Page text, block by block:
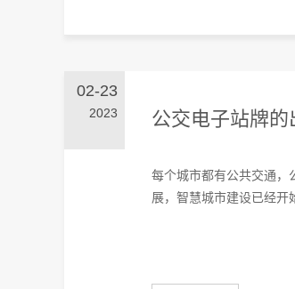
02-23
2023 公交电子站牌的
每个城市都有公共交通，
展，智慧城市建设已经开